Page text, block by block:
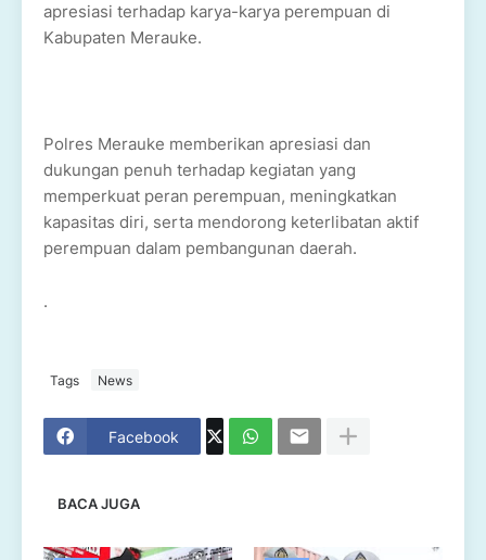
apresiasi terhadap karya-karya perempuan di
Kabupaten Merauke.
Polres Merauke memberikan apresiasi dan
dukungan penuh terhadap kegiatan yang
memperkuat peran perempuan, meningkatkan
kapasitas diri, serta mendorong keterlibatan aktif
perempuan dalam pembangunan daerah.
.
Tags News
Facebook
BACA JUGA